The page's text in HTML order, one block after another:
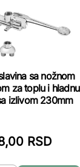
sa nožnom
za toplu i hladnu
izlivom 230mm
RSD